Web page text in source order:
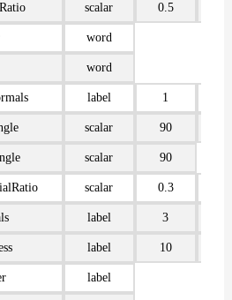
scalar 0.5
word
word
label 1
scalar 90
scalar 90
scalar 0.3
label 3
label 10
label